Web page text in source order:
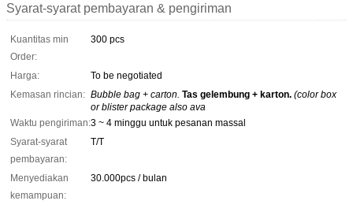
Syarat-syarat pembayaran & pengiriman
Kuantitas min
Order:
300 pcs
Harga:
To be negotiated
Kemasan rincian: Bubble bag + carton. Tas gelembung + karton. (color box
or blister package also ava
Waktu pengiriman:3 ~ 4 minggu untuk pesanan massal
Syarat-syarat
pembayaran:
T/T
Menyediakan
kemampuan:
30.000pcs / bulan